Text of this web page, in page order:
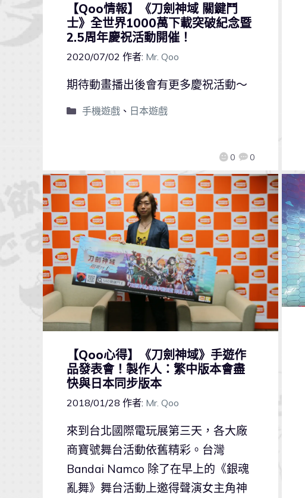
【Qoo情報】《刀劍神域 關鍵鬥
士》全世界1000萬下載突破紀念暨
2.5周年慶祝活動開催！
2020/07/02 作者: Mr. Qoo
0 0
期待動畫播出後會有更多慶祝活動～
手機遊戲、 日本遊戲
【Qoo心得】《刀劍神域》手遊作
品發表會！製作人：繁中版本會盡
快與日本同步版本
2018/01/28 作者: Mr. Qoo
來到台北國際電玩展第三天，各大廠
商寶號舞台活動依舊精彩。台灣
Bandai Namco 除了在早上的《銀魂
亂舞》舞台活動上邀得聲演女主角神